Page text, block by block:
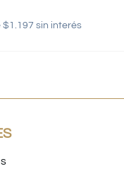
$1.197 sin interés